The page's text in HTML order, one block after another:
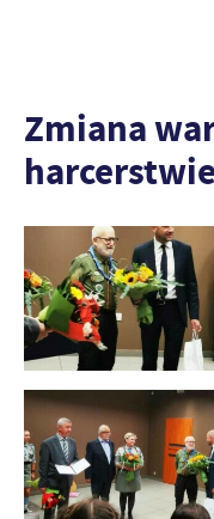
Zmiana
harcerstwie